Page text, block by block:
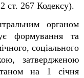
ст. 267 Кодексу).
органом
формування та
соціального
затвердженою
на 1 січня